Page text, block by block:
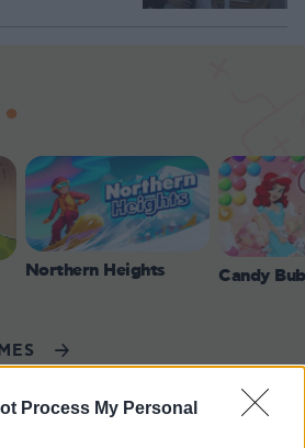
Process My Personal
Northern Heights Candy